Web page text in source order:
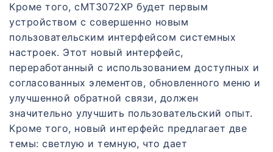
Кроме того, cMT3072XP будет первым
устройством с совершенно новым
пользовательским интерфейсом системных
настроек. Этот новый интерфейс,
переработанный с использованием доступных и
согласованных элементов, обновленного меню и
улучшенной обратной связи, должен
значительно улучшить пользовательский опыт.
Кроме того, новый интерфейс предлагает две
темы: светлую и темную, что дает